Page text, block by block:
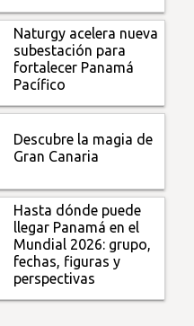
Naturgy acelera nueva
subestación para
fortalecer Panamá
Pacífico
Descubre la magia de
Gran Canaria
Hasta dónde puede
llegar Panamá en el
Mundial 2026: grupo,
fechas, figuras y
perspectivas